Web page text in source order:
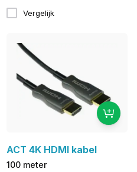
Vergelijk
ACT 4K HDMI kabel
100 meter